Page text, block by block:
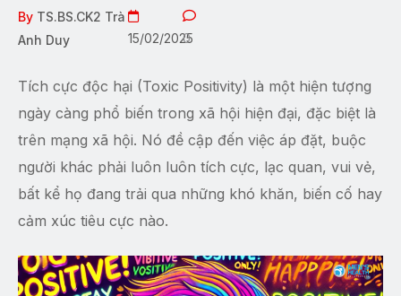
By TS.BS.CK2 Trà
Anh Duy
15/02/2025
0
Tích cực độc hại (Toxic Positivity) là một hiện tượng
ngày càng phổ biến trong xã hội hiện đại, đặc biệt là
trên mạng xã hội. Nó đề cập đến việc áp đặt, buộc
người khác phải luôn luôn tích cực, lạc quan, vui vẻ,
bất kể họ đang trải qua những khó khăn, biến cố hay
cảm xúc tiêu cực nào.